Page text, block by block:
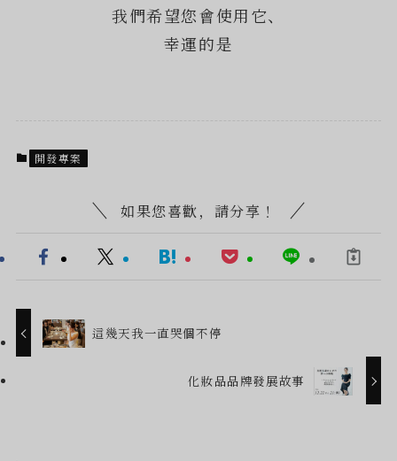
我們希望您會使用它、
幸運的是
開發專案
如果您喜歡，請分享！
這幾天我一直哭個不停
化妝品品牌發展故事